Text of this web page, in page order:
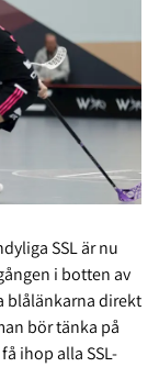
SSL är nu
i botten av
blålänkarna direkt
bör tänka på
ihop alla SSL-